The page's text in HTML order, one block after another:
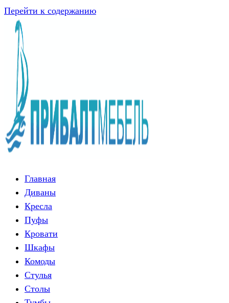
Перейти к содержанию
Главная
Диваны
Кресла
Пуфы
Кровати
Шкафы
Комоды
Стулья
Столы